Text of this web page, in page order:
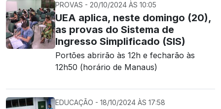
PROVAS - 20/10/2024 ÀS 10:05
UEA aplica, neste domingo (20),
as provas do Sistema de
Ingresso Simplificado (SIS)
Portões abrirão às 12h e fecharão às
12h50 (horário de Manaus)
EDUCAÇÃO - 18/10/2024 ÀS 17:58